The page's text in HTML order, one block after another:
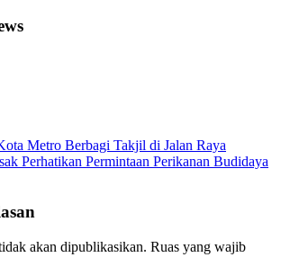
Metro Berbagi Takjil di Jalan Raya
Perhatikan Permintaan Perikanan Budidaya
akan dipublikasikan. Ruas yang wajib